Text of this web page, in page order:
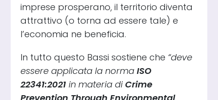
imprese prosperano, il territorio diventa
attrattivo (o torna ad essere tale) e
l’economia ne beneficia.
In tutto questo Bassi sostiene che “deve
essere applicata la normaISO
22341:2021 in materia diCrime